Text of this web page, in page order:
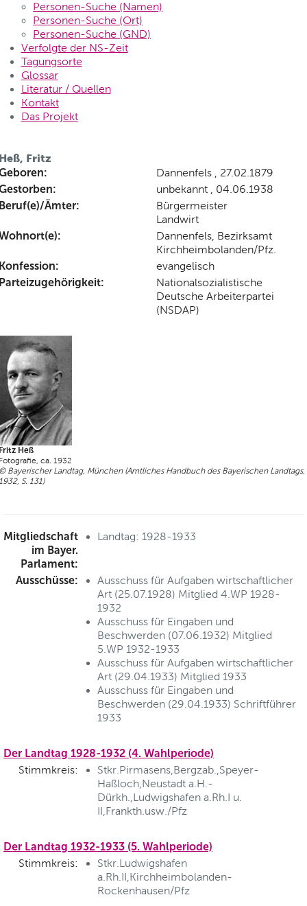
Personen-Suche (Namen)
Personen-Suche (Ort)
Personen-Suche (GND)
Verfolgte der NS-Zeit
Tagungsorte
Glossar
Literatur / Quellen
Kontakt
Das Projekt
Fritz
Dannenfels , 27.02.1879
unbekannt , 04.06.1938
Ämter:
Bürgermeister
Landwirt
Dannenfels, Bezirksamt
Kirchheimbolanden/Pfz.
evangelisch
Nationalsozialistische
Deutsche Arbeiterpartei
(NSDAP)
Heß
ca. 1932
Bayerischer Landtag, München (Amtliches Handbuch des Bayerischen Landtags,
S. 131)
Mitgliedschaft
im Bayer.
Parlament:
Landtag: 1928-1933
Ausschüsse:
Ausschuss für Aufgaben wirtschaftlicher
Art (25.07.1928) Mitglied 4.WP 1928-
1932
Ausschuss für Eingaben und
Beschwerden (07.06.1932) Mitglied
5.WP 1932-1933
Ausschuss für Aufgaben wirtschaftlicher
Art (29.04.1933) Mitglied 1933
Ausschuss für Eingaben und
Beschwerden (29.04.1933) Schriftführer
1933
Der Landtag 1928-1932 (4. Wahlperiode)
Stimmkreis:
Stkr.Pirmasens,Bergzab.,Speyer-
Haßloch,Neustadt a.H.-
Dürkh.,Ludwigshafen a.Rh.I u.
II,Frankth.usw./Pfz
Der Landtag 1932-1933 (5. Wahlperiode)
Stimmkreis:
Stkr.Ludwigshafen
a.Rh.II,Kirchheimbolanden-
Rockenhausen/Pfz